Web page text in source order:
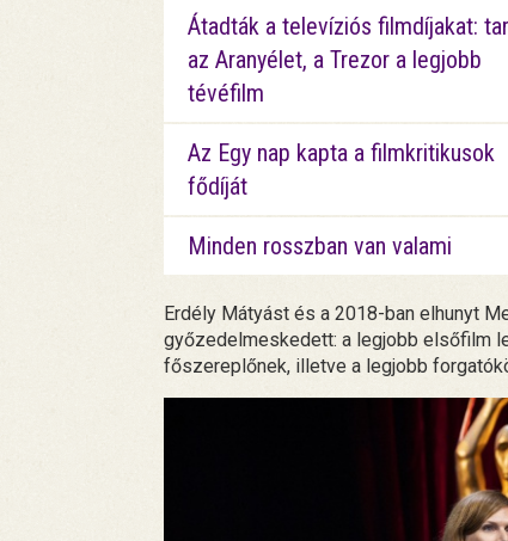
Átadták a televíziós filmdíjakat:
az Aranyélet, a Trezor a legjobb
tévéfilm
Az Egy nap kapta a filmkritikusok
fődíját
Minden rosszban van valami
Erdély Mátyást és a 2018-ban elhunyt
győzedelmeskedett: a legjobb elsőfilm
főszereplőnek, illetve a legjobb